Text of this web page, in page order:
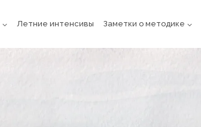
Летние интенсивы Заметки о методике